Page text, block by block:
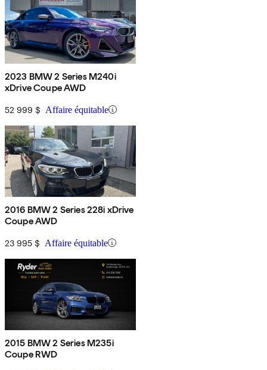
2023 BMW 2 Series M240i
xDrive Coupe AWD
52 999 $ Affaire équitable
2016 BMW 2 Series 228i xDrive
Coupe AWD
23 995 $ Affaire équitable
2015 BMW 2 Series M235i
Coupe RWD